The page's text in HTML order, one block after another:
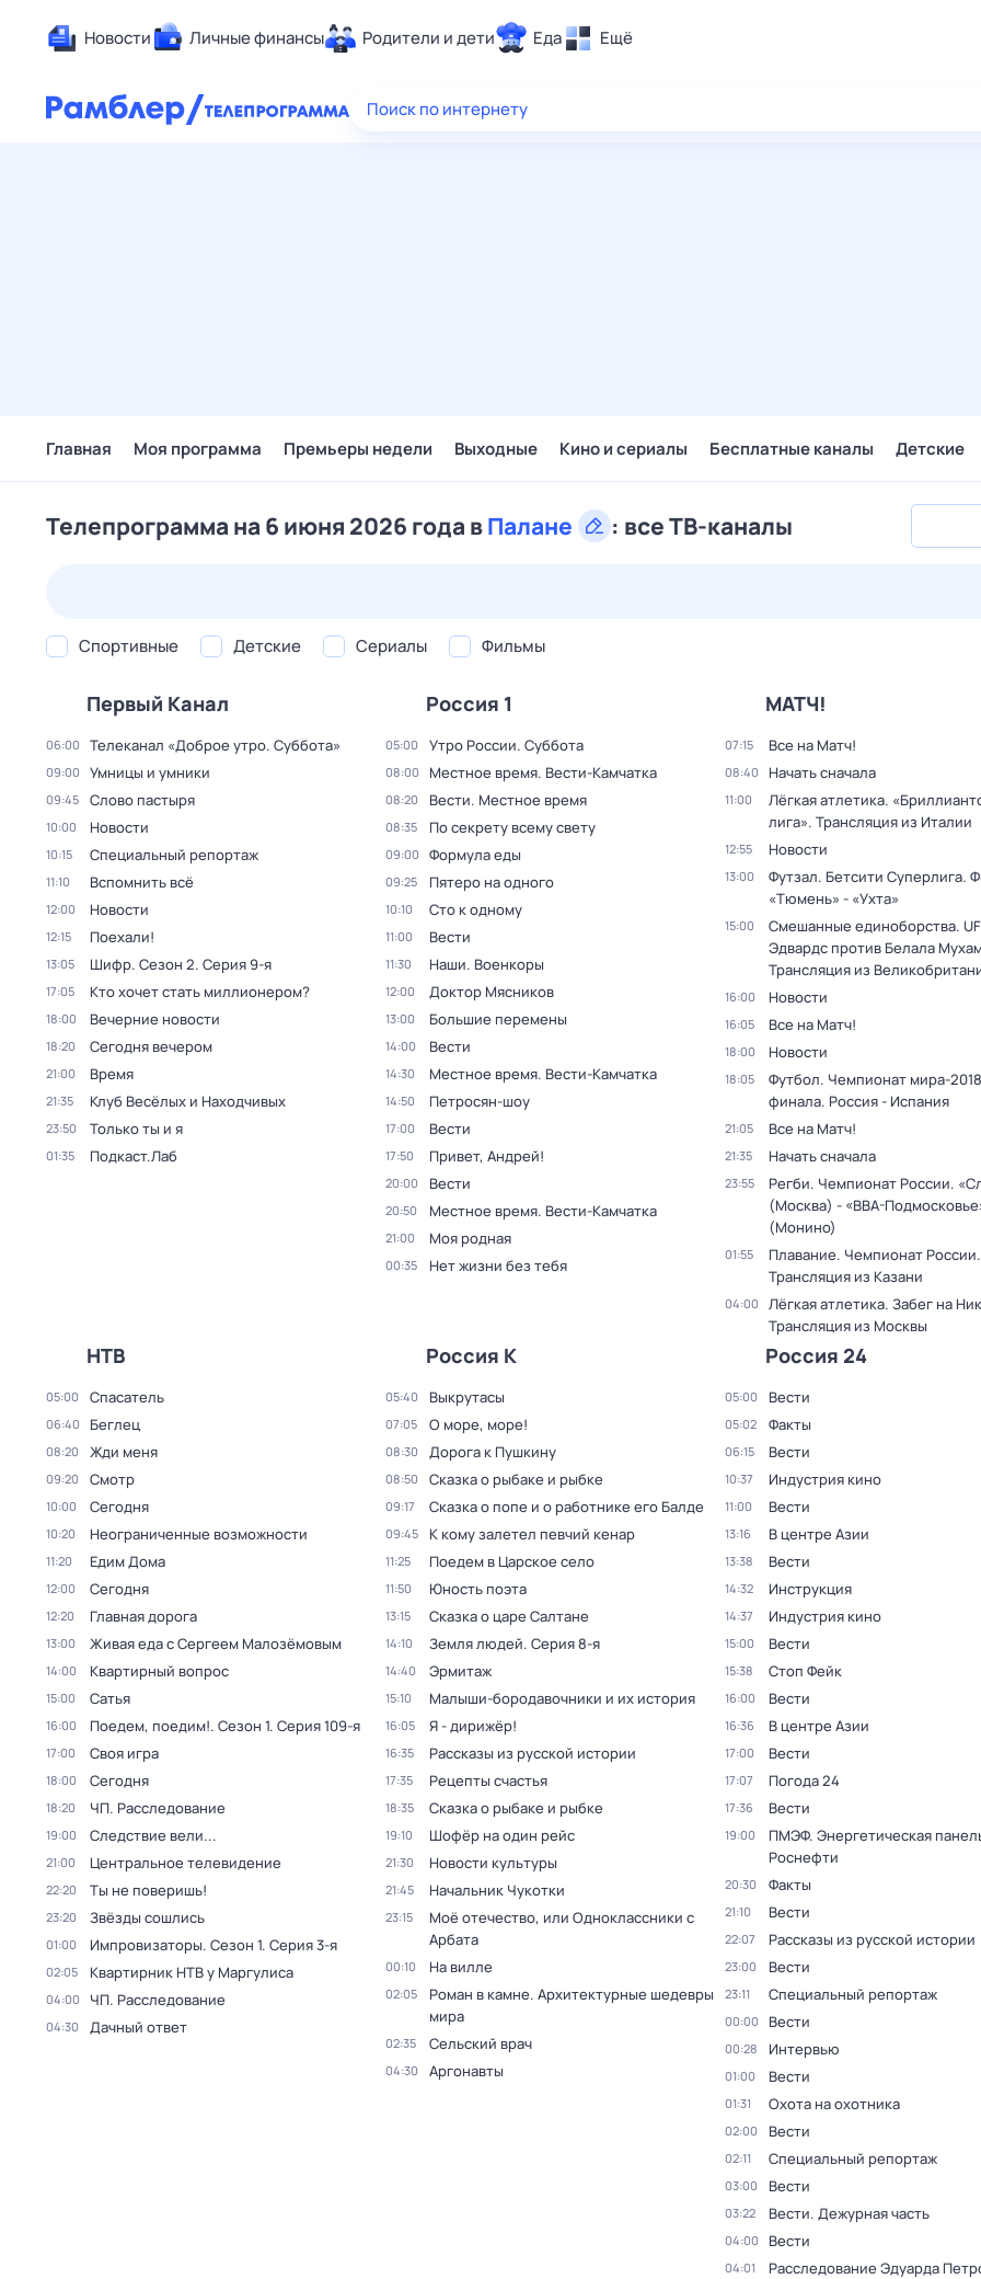
Новости Личные финансы Родители и дети Еда Ещё
Здоровье
Поиск по интернету
Главная Моя программа Премьеры недели Выходные Кино и сериалы Бесплатные каналы Детские
Телепрограмма на 6 июня 2026 года вПалане : все ТВ-каналы
Спортивные Детские Сериалы Фильмы
Первый Канал
06:00 Телеканал «Доброе утро. Суббота»
09:00 Умницы и умники
09:45 Слово пастыря
10:00 Новости
10:15 Специальный репортаж
11:10 Вспомнить всё
12:00 Новости
12:15 Поехали!
13:05 Шифр. Сезон 2. Серия 9-я
17:05 Кто хочет стать миллионером?
18:00 Вечерние новости
18:20 Сегодня вечером
21:00 Время
21:35 Клуб Весёлых и Находчивых
23:50 Только ты и я
01:35 Подкаст.Лаб
Россия 1
05:00 Утро России. Суббота
08:00 Местное время. Вести-Камчатка
08:20 Вести. Местное время
08:35 По секрету всему свету
09:00 Формула еды
09:25 Пятеро на одного
10:10 Сто к одному
11:00 Вести
11:30 Наши. Военкоры
12:00 Доктор Мясников
13:00 Большие перемены
14:00 Вести
14:30 Местное время. Вести-Камчатка
14:50 Петросян-шоу
17:00 Вести
17:50 Привет, Андрей!
20:00 Вести
20:50 Местное время. Вести-Камчатка
21:00 Моя родная
00:35 Нет жизни без тебя
МАТЧ!
07:15 Все на Матч!
08:40 Начать сначала
11:00
Лёгкая атлетика.
лига». Трансляция из Италии
12:55 Новости
13:00
Футзал. Бетсити Суперлига.
«Тюмень» - «Ухта»
15:00
Смешанные единоборства.
Эдвардс против Белала
Трансляция из
16:00 Новости
16:05 Все на Матч!
18:00 Новости
18:05
Футбол. Чемпионат мира-
финала. Россия - Испания
21:05 Все на Матч!
21:35 Начать сначала
23:55
Регби. Чемпионат России.
(Москва) - «ВВА-
(Монино)
01:55
Плавание. Чемпионат России.
Трансляция из Казани
04:00
Лёгкая атлетика. Забег на
Трансляция из Москвы
НТВ
05:00 Спасатель
06:40 Беглец
08:20 Жди меня
09:20 Смотр
10:00 Сегодня
10:20 Неограниченные возможности
11:20 Едим Дома
12:00 Сегодня
12:20 Главная дорога
13:00 Живая еда с Сергеем Малозёмовым
14:00 Квартирный вопрос
15:00 Сатья
16:00 Поедем, поедим!. Сезон 1. Серия 109-я
17:00 Своя игра
18:00 Сегодня
18:20 ЧП. Расследование
19:00 Следствие вели...
21:00 Центральное телевидение
22:20 Ты не поверишь!
23:20 Звёзды сошлись
01:00 Импровизаторы. Сезон 1. Серия 3-я
02:05 Квартирник НТВ у Маргулиса
04:00 ЧП. Расследование
04:30 Дачный ответ
Россия К
05:40 Выкрутасы
07:05 О море, море!
08:30 Дорога к Пушкину
08:50 Сказка о рыбаке и рыбке
09:17 Сказка о попе и о работнике его Балде
09:45 К кому залетел певчий кенар
11:25 Поедем в Царское село
11:50 Юность поэта
13:15 Сказка о царе Салтане
14:10 Земля людей. Серия 8-я
14:40 Эрмитаж
15:10 Малыши-бородавочники и их история
16:05 Я - дирижёр!
16:35 Рассказы из русской истории
17:35 Рецепты счастья
18:35 Сказка о рыбаке и рыбке
19:10 Шофёр на один рейс
21:30 Новости культуры
21:45 Начальник Чукотки
23:15
Моё отечество, или Одноклассники с
Арбата
00:10 На вилле
02:05
Роман в камне. Архитектурные шедевры
мира
02:35 Сельский врач
04:30 Аргонавты
Россия 24
05:00 Вести
05:02 Факты
06:15 Вести
10:37 Индустрия кино
11:00 Вести
13:16 В центре Азии
13:38 Вести
14:32 Инструкция
14:37 Индустрия кино
15:00 Вести
15:38 Стоп Фейк
16:00 Вести
16:36 В центре Азии
17:00 Вести
17:07 Погода 24
17:36 Вести
19:00
ПМЭФ. Энергетическая
Роснефти
20:30 Факты
21:10 Вести
22:07 Рассказы из русской истории
23:00 Вести
23:11 Специальный репортаж
00:00 Вести
00:28 Интервью
01:00 Вести
01:31 Охота на охотника
02:00 Вести
02:11 Специальный репортаж
03:00 Вести
03:22 Вести. Дежурная часть
04:00 Вести
04:01 Расследование Эдуарда